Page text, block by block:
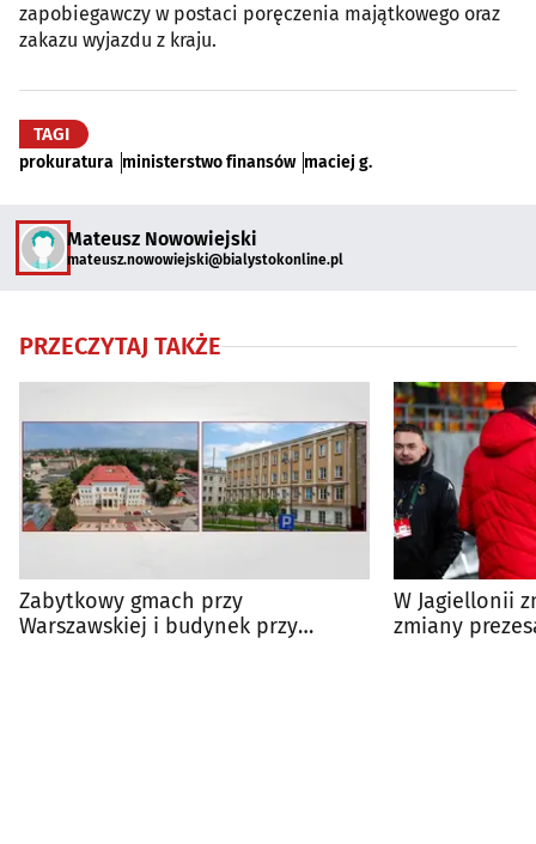
zapobiegawczy w postaci poręczenia majątkowego oraz
zakazu wyjazdu z kraju.
TAGI
prokuratura ministerstwo finansów maciej g.
Mateusz Nowowiejski
mateusz.nowowiejski@bialystokonline.pl
PRZECZYTAJ TAKŻE
Zabytkowy gmach przy
Warszawskiej i budynek przy
W Jagiellonii
zmiany